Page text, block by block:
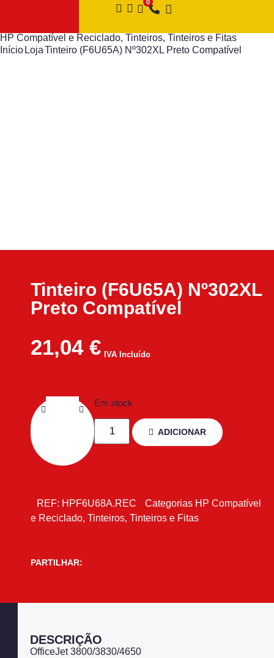
HP Compatível e Reciclado, Tinteiros, Tinteiros e Fitas
Início LojaTinteiro (F6U65A) Nº302XL Preto Compatível
Tinteiro (F6U65A) Nº302XL
Preto Compatível
21,04 € IVA Incluído
Em stock
ADICIONAR
REF: HPF6U68A.REC Categorias HP Compatível
e Reciclado, Tinteiros, Tinteiros e Fitas
PARTILHAR:
DESCRIÇÃO
OfficeJet 3800/3830/4650